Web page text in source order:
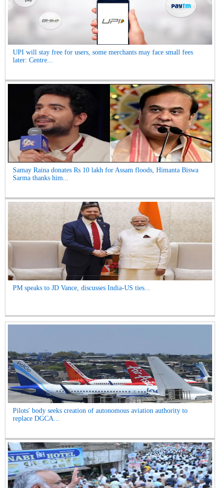
UPI will stay free for users, some merchants may face small fees
later: Centre...
Samay Raina donates Rs 10 lakh for Assam floods, Himanta Biswa
Sarma thanks him...
PM speaks to JD Vance, discusses India-US ties...
Pilots' body seeks creation of autonomous aviation authority to
replace DGCA...